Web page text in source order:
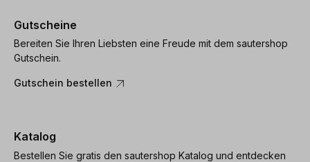
Gutscheine
Bereiten Sie Ihren Liebsten eine Freude mit dem sautershop
Gutschein.
Gutschein bestellen
Katalog
Bestellen Sie gratis den sautershop Katalog und entdecken